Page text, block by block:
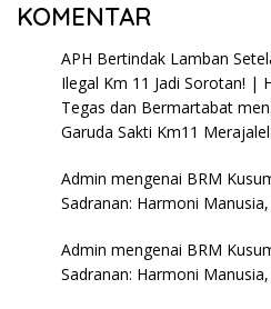
KOMENTAR
APH Bertindak Lamban
Ilegal Km 11 Jadi Sorotan! |
Tegas dan Bermartabat
Garuda Sakti Km11
Admin mengenai BRM
Sadranan: Harmoni
Admin mengenai BRM
Sadranan: Harmoni